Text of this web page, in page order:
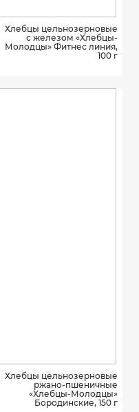
Хлебцы цельнозерновые
с железом «Хлебцы-
Молодцы» Фитнес линия,
100 г
Хлебцы цельнозерновые
ржано-пшеничные
«Хлебцы-Молодцы»
Бородинские, 150 г